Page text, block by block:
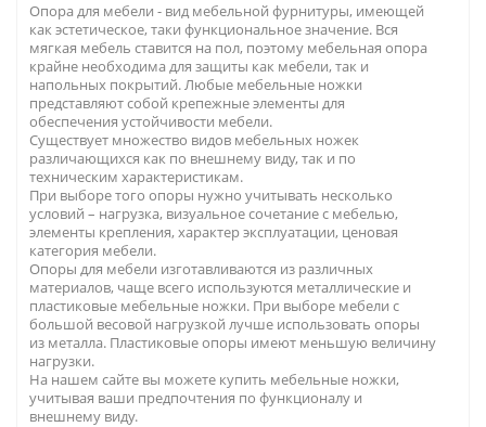
Опора для мебели - вид мебельной фурнитуры, имеющей
как эстетическое, таки функциональное значение. Вся
мягкая мебель ставится на пол, поэтому мебельная опора
крайне необходима для защиты как мебели, так и
напольных покрытий. Любые мебельные ножки
представляют собой крепежные элементы для
обеспечения устойчивости мебели.
Существует множество видов мебельных ножек
различающихся как по внешнему виду, так и по
техническим характеристикам.
При выборе того опоры нужно учитывать несколько
условий – нагрузка, визуальное сочетание с мебелью,
элементы крепления, характер эксплуатации, ценовая
категория мебели.
Опоры для мебели изготавливаются из различных
материалов, чаще всего используются металлические и
пластиковые мебельные ножки. При выборе мебели с
большой весовой нагрузкой лучше использовать опоры
из металла. Пластиковые опоры имеют меньшую величину
нагрузки.
На нашем сайте вы можете купить мебельные ножки,
учитывая ваши предпочтения по функционалу и
внешнему виду.